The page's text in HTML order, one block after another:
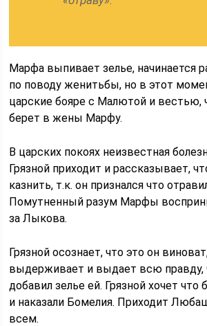
Марфа выпивает зелье, начинается
по поводу женитьбы, но в этот
царские бояре с Малютой и вестью,
берет в жены Марфу.
В царских покоях неизвестная
Грязной приходит и рассказывает,
казнить, т.к. он признался что
Помутненный разум Марфы
за Лыкова.
Грязной осознает, что это он
выдерживает и выдает всю правду,
добавил зелье ей. Грязной хочет что
и наказали Бомелия. Приходит
всем.